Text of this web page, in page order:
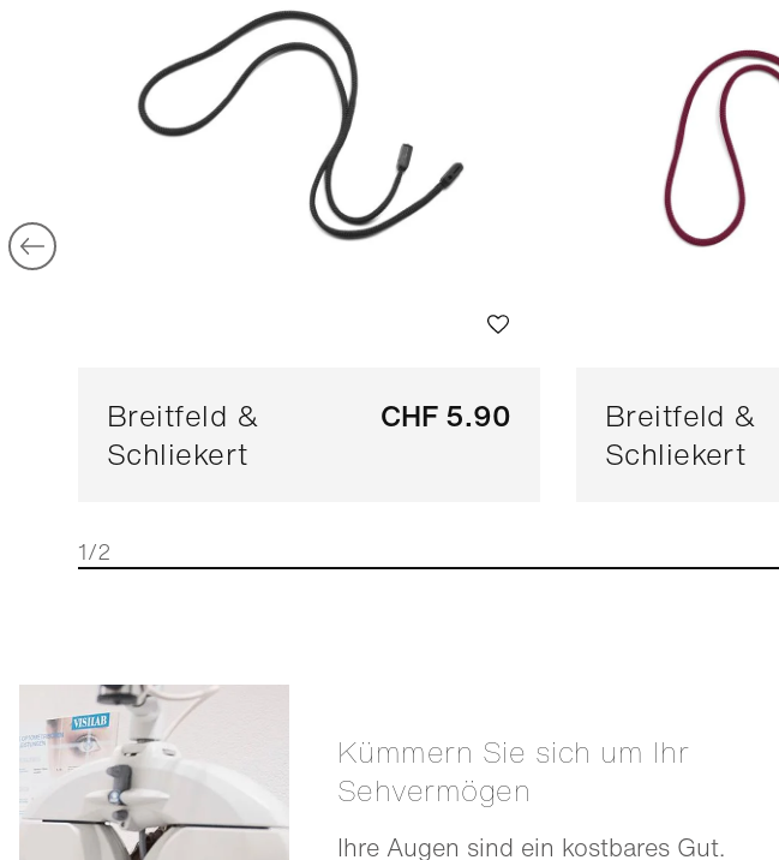
Breitfeld &
Schliekert
CHF 5.90
Breitfeld &
Schliekert
1/2
Kümmern Sie sich um Ihr
Sehvermögen
Ihre Augen sind ein kostbares Gut.